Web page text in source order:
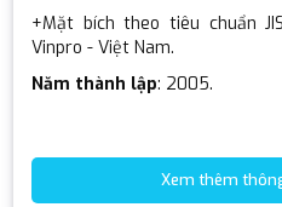
+Mặt bích theo tiêu chuẩn
Vinpro - Việt Nam.
Năm thành lập: 2005.
Xem thêm